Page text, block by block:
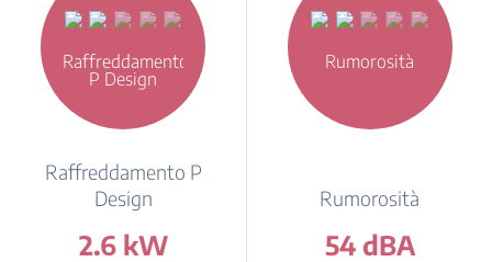
Raffreddamento
P Design
Raffreddamento P
Design
2.6 kW
Rumorosità
Rumorosità
54 dBA